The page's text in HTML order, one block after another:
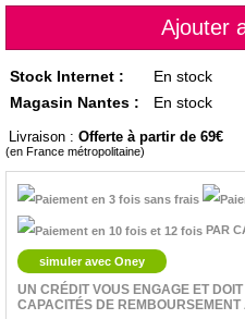
Stock Internet :
En stock
Magasin Nantes :
En stock
Livraison : Offerte à partir de 69
(en France métropolitaine)
PAR
simuler avec Oney
UN CRÉDIT VOUS ENGAGE ET
CAPACITÉS DE